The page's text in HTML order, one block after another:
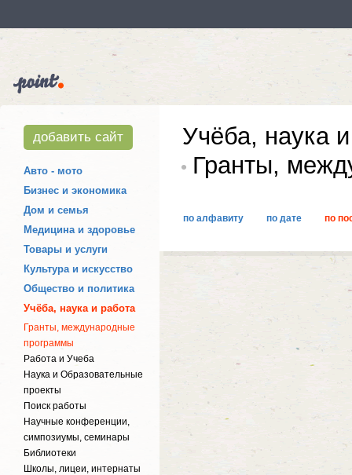
добавить сайт
Авто - мото
Бизнес и экономика
Дом и семья
Медицина и здоровье
Товары и услуги
Культура и искусство
Общество и политика
Учёба, наука и работа
Гранты, международные
программы
Работа и Учеба
Наука и Образовательные
проекты
Поиск работы
Научные конференции,
симпозиумы, семинары
Библиотеки
Школы, лицеи, интернаты
Учёба, наука
Гранты,
по алфавиту по дате по